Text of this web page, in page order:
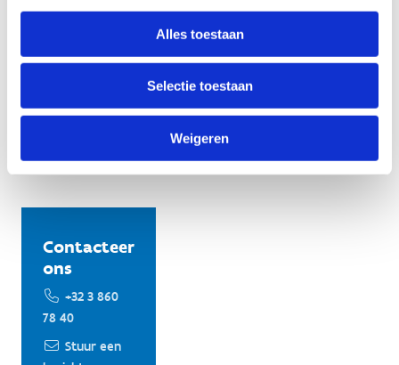
Alles toestaan
Selectie toestaan
Weigeren
Contacteer
ons
+32 3 860
78 40
Stuur een